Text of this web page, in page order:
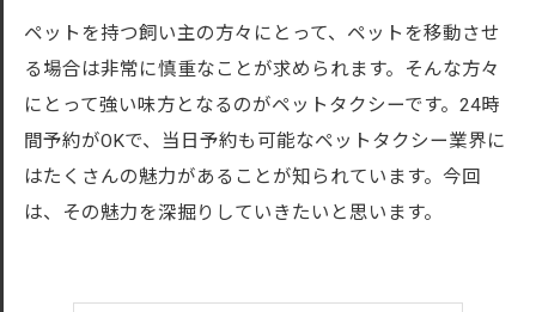
ペットを持つ飼い主の方々にとって、ペットを移動させ
る場合は非常に慎重なことが求められます。そんな方々
にとって強い味方となるのがペットタクシーです。24時
間予約がOKで、当日予約も可能なペットタクシー業界に
はたくさんの魅力があることが知られています。今回
は、その魅力を深掘りしていきたいと思います。